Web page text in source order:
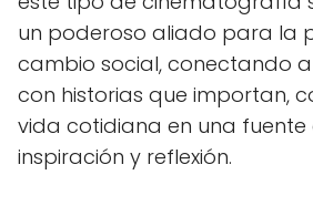
un poderoso aliado para la
cambio social, conectando
con historias que importan,
vida cotidiana en una fuente
inspiración y reflexión.